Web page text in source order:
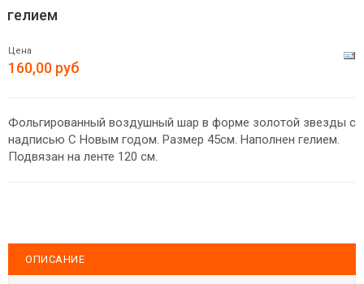
гелием
Цена
160,00 руб
Фольгированный воздушный шар в форме золотой звезды с
надписью С Новым годом. Размер 45см. Наполнен гелием.
Подвязан на ленте 120 см.
ОПИСАНИЕ